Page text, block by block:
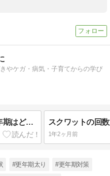
やケガ・病気・子育てからの学び
【タイプ別診断】あなたの更年期はどのタイプ？
1年2ヶ月前
#更年期太り #更年期対策